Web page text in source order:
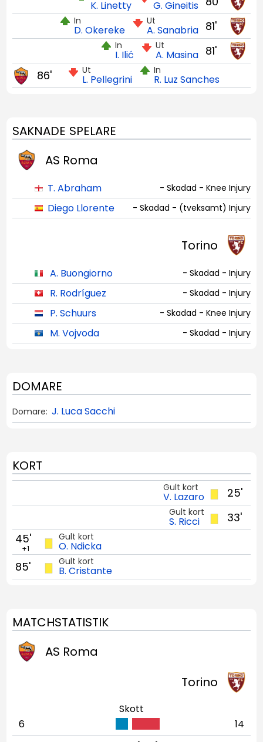
G. Gineitis
K. Linetty
81'
Ut
A. Sanabria
In
D. Okereke
81'
Ut
A. Masina
In
I. Ilić
Ut
L. Pellegrini
In
R. Luz Sanches
86'
SAKNADE SPELARE
AS Roma
T. Abraham - Skadad - Knee Injury
Diego Llorente - Skadad - (tveksamt) Injury
Torino
A. Buongiorno - Skadad - Injury
R. Rodríguez - Skadad - Injury
P. Schuurs - Skadad - Knee Injury
M. Vojvoda - Skadad - Injury
DOMARE
Domare: J. Luca Sacchi
KORT
25'
Gult kort
V. Lazaro
33'
Gult kort
S. Ricci
Gult kort
O. Ndicka
45'
+1
Gult kort
B. Cristante
85'
MATCHSTATISTIK
AS Roma
Torino
Skott
6
14